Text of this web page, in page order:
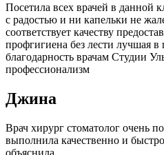
Посетила всех врачей в данной
с радостью и ни капельки не
соответствует качеству
профгигиена без лести лучшая
благодарность врачам Студии
профессионализм
Джина
Врач хирург стоматолог очень
выполнила качественно и
объяснила.